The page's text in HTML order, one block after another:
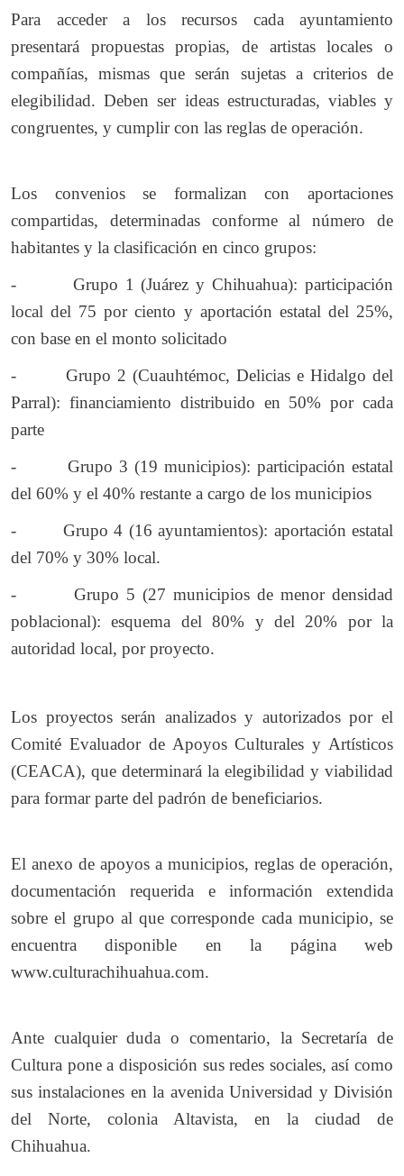
Para acceder a los recursos cada ayuntamiento
presentará propuestas propias, de artistas locales o
compañías, mismas que serán sujetas a criterios de
elegibilidad. Deben ser ideas estructuradas, viables y
congruentes, y cumplir con las reglas de operación.
Los convenios se formalizan con aportaciones
compartidas, determinadas conforme al número de
habitantes y la clasificación en cinco grupos:
- Grupo 1 (Juárez y Chihuahua): participación
local del 75 por ciento y aportación estatal del 25%,
con base en el monto solicitado
- Grupo 2 (Cuauhtémoc, Delicias e Hidalgo del
Parral): financiamiento distribuido en 50% por cada
parte
- Grupo 3 (19 municipios): participación estatal
del 60% y el 40% restante a cargo de los municipios
- Grupo 4 (16 ayuntamientos): aportación estatal
del 70% y 30% local.
- Grupo 5 (27 municipios de menor densidad
poblacional): esquema del 80% y del 20% por la
autoridad local, por proyecto.
Los proyectos serán analizados y autorizados por el
Comité Evaluador de Apoyos Culturales y Artísticos
(CEACA), que determinará la elegibilidad y viabilidad
para formar parte del padrón de beneficiarios.
El anexo de apoyos a municipios, reglas de operación,
documentación requerida e información extendida
sobre el grupo al que corresponde cada municipio, se
encuentra disponible en la página web
www.culturachihuahua.com.
Ante cualquier duda o comentario, la Secretaría de
Cultura pone a disposición sus redes sociales, así como
sus instalaciones en la avenida Universidad y División
del Norte, colonia Altavista, en la ciudad de
Chihuahua.